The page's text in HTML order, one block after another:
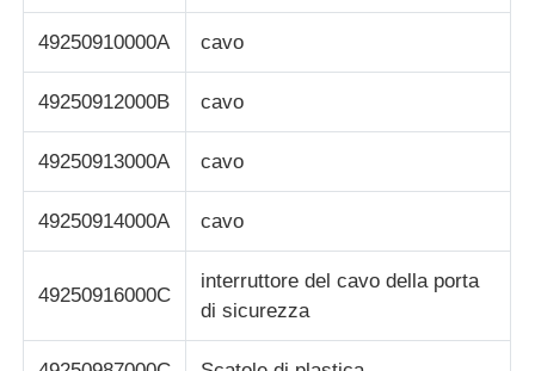
49250910000A cavo
49250912000B cavo
49250913000A cavo
49250914000A cavo
49250916000C
interruttore del cavo della porta
di sicurezza